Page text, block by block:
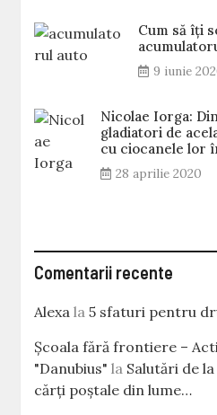
Cum să îți
9 iunie
Nicolae Iorga:
gladiatori de
cu ciocanele lor
28 aprilie 2020
Comentarii recente
Alexa la5 sfaturi pentru
Școala fără frontiere –
"Danubius" la Salutări de
cărţi poştale din lume…